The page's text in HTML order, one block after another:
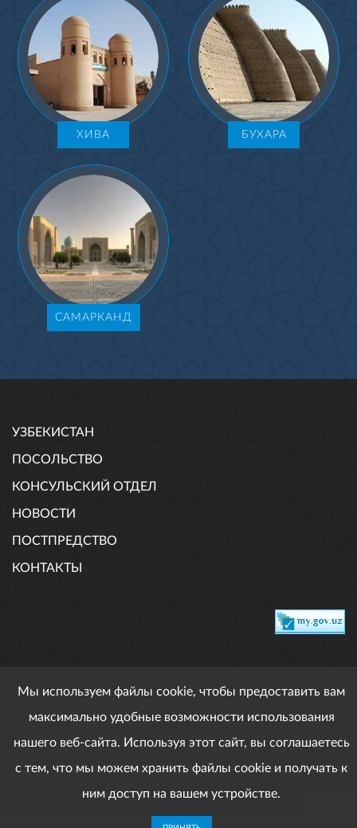
ХИВА БУХАРА
САМАРКАНД
УЗБЕКИСТАН
ПОСОЛЬСТВО
КОНСУЛЬСКИЙ ОТДЕЛ
НОВОСТИ
ПОСТПРЕДСТВО
КОНТАКТЫ
При использовании опубликованных материалов
ссылка обязательна. Все права защищены.
Copyright © 2017 - 2026. Посольство Республики
Мы используем файлы cookie, чтобы предоставить вам
максимально удобные возможности использования
нашего веб-сайта. Используя этот сайт, вы соглашаетесь
с тем, что мы можем хранить файлы cookie и получать к
ним доступ на вашем устройстве.